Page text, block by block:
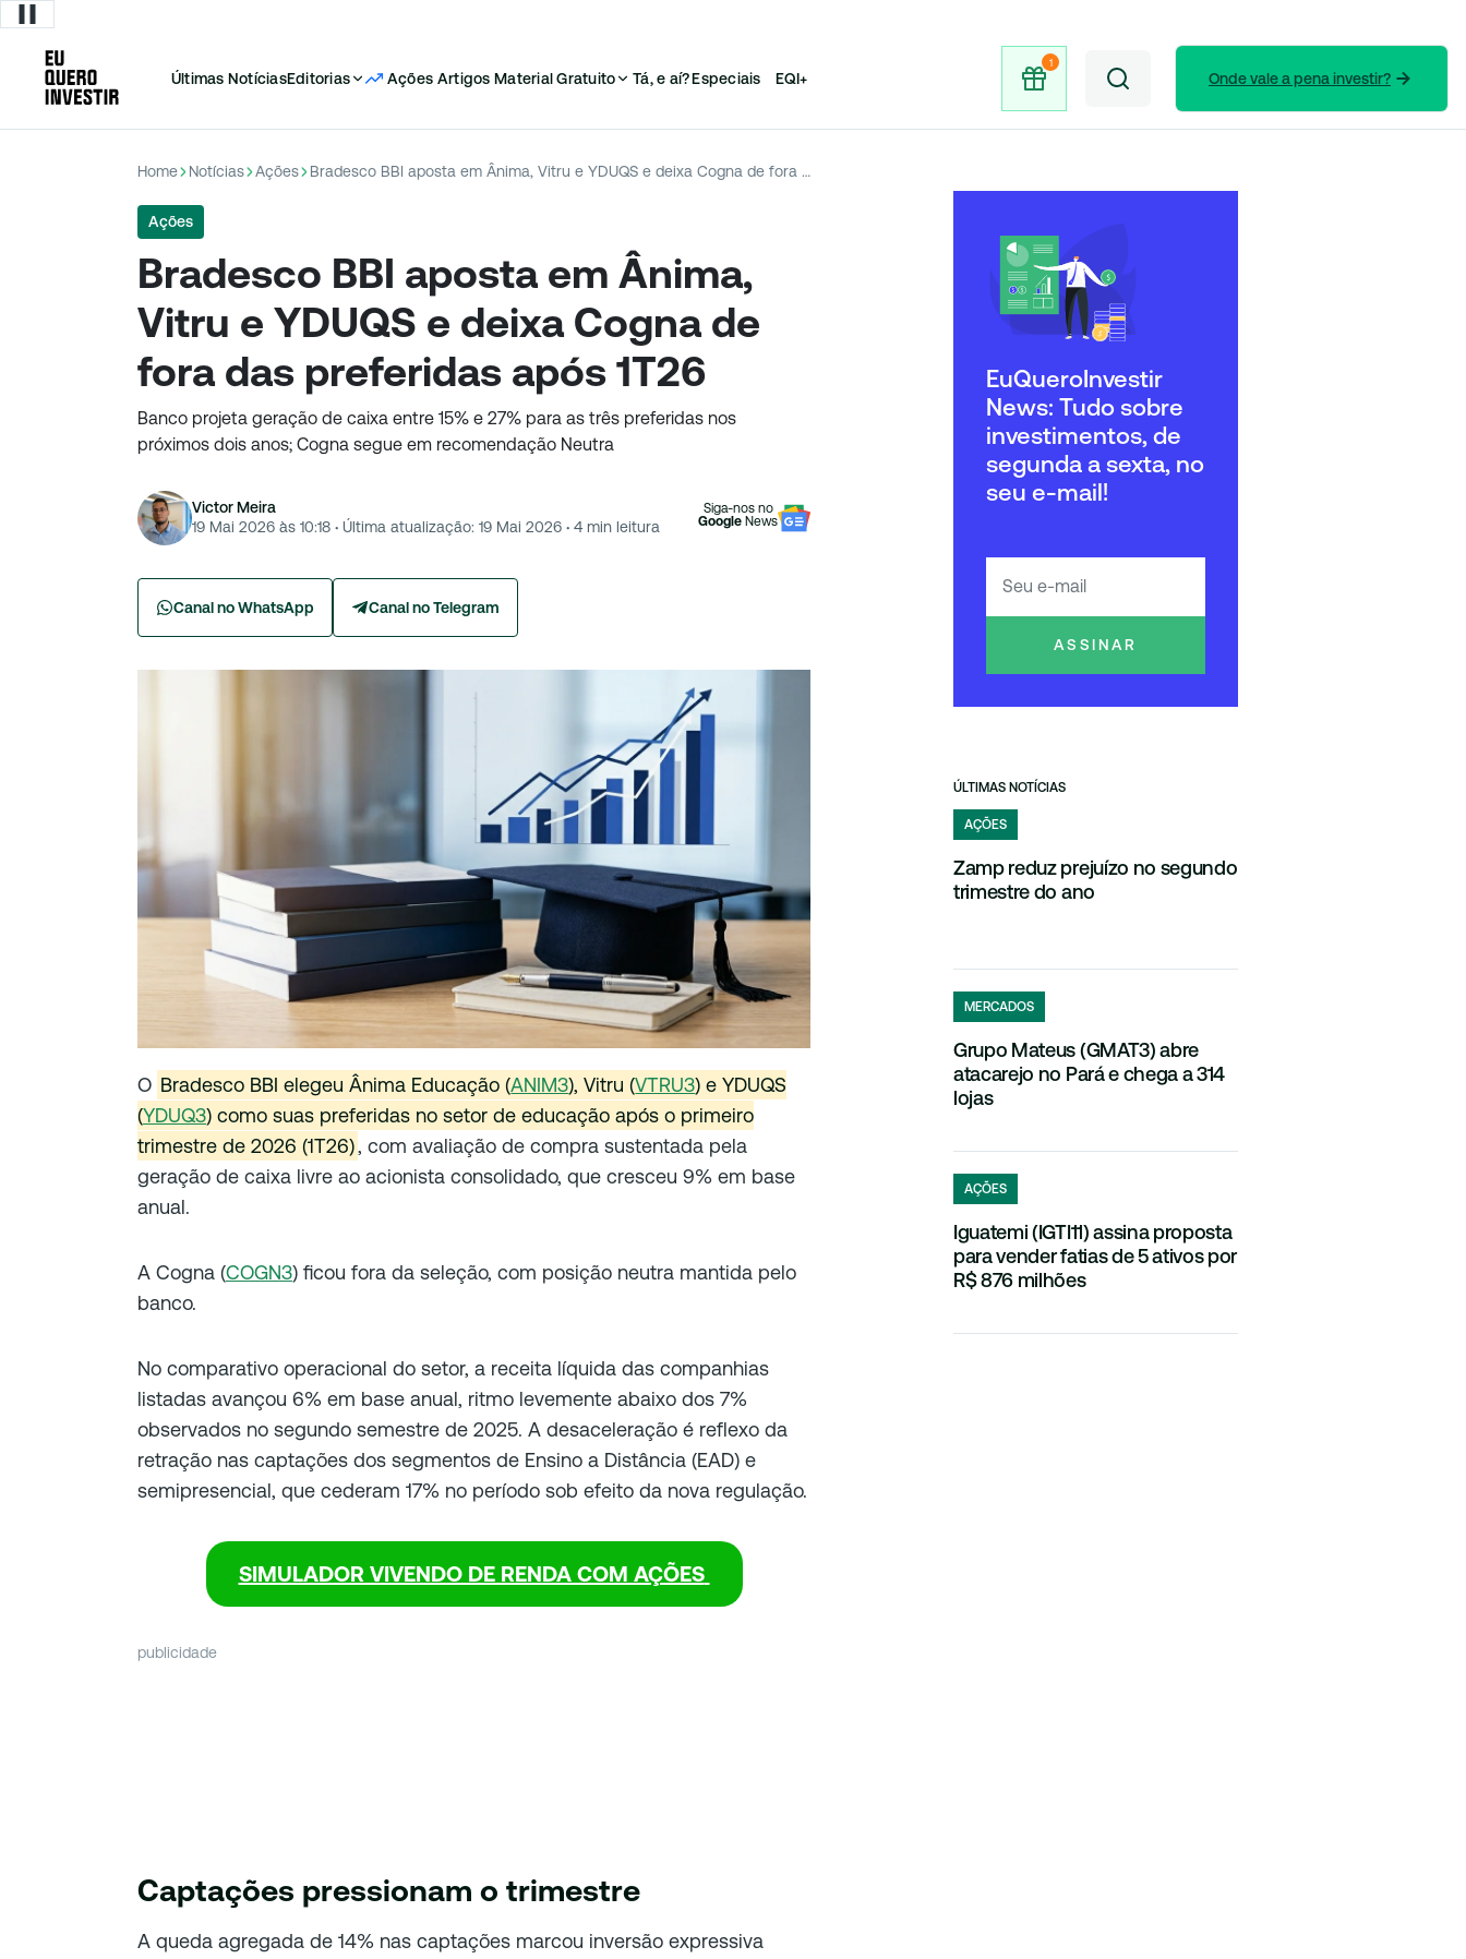
Últimas NotíciasEditorias Ações Artigos Material Gratuito Tá, e aí?Especiais EQI+ Onde vale a pena investir?
Home Notícias Ações Bradesco BBI aposta em Ânima, Vitru e YDUQS e deixa Cogna de fora das preferidas após 1T26
Ações
Bradesco BBI aposta em Ânima,
Vitru e YDUQS e deixa Cogna de
fora das preferidas após 1T26
Banco projeta geração de caixa entre 15% e 27% para as três preferidas nos
próximos dois anos; Cogna segue em recomendação Neutra
Victor Meira
19 Mai 2026 às 10:18 · Última atualização: 19 Mai 2026 · 4min leitura
Siga-nos no
Google News
Canal no WhatsApp Canal no Telegram
O Bradesco BBI elegeu Ânima Educação (ANIM3), Vitru (VTRU3) e YDUQS
(YDUQ3) como suas preferidas no setor de educação após o primeiro
trimestre de 2026 (1T26), com avaliação de compra sustentada pela
geração de caixa livre ao acionista consolidado, que cresceu 9% em base
anual.
A Cogna (COGN3) ficou fora da seleção, com posição neutra mantida pelo
banco.
No comparativo operacional do setor, a receita líquida das companhias
listadas avançou 6% em base anual, ritmo levemente abaixo dos 7%
observados no segundo semestre de 2025. A desaceleração é reflexo da
retração nas captações dos segmentos de Ensino a Distância (EAD) e
semipresencial, que cederam 17% no período sob efeito da nova regulação.
SIMULADOR VIVENDO DE RENDA COM AÇÕES
publicidade
Captações pressionam o trimestre
A queda agregada de 14% nas captações marcou inversão expressiva
EuQueroInvestir
News: Tudo sobre
investimentos, de
segunda a sexta, no
seu e-mail!
ASSINAR
ÚLTIMAS NOTÍCIAS
AÇÕES
Zamp reduz prejuízo no segundo
trimestre do ano
MERCADOS
Grupo Mateus (GMAT3) abre
atacarejo no Pará e chega a 314
lojas
AÇÕES
Iguatemi (IGTI11) assina proposta
para vender fatias de 5 ativos por
R$ 876 milhões